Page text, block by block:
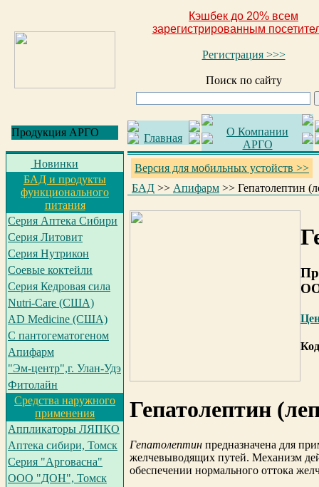
Кэшбек до 20% всем
зарегистрированным
Регистрация >>>
Поиск по сайту
Продукция АРГО Главная
О Компании
АРГО
Новинки
БАД и продукты
функционального
питания
Серия Аптека Сибири
Серия Литовит
Серия Нутрикон
Соевые коктейли
Серия Кедровая сила
Nutri-Care (США)
AD Medicine (США)
С пантогематогеном
Апифарм
"Эм-центр",г. Улан-Удэ
Фитолайн
Средства наружного
применения
Аппликаторы ЛЯПКО
Аптека сибири, Томск
Серия "Арговасна"
ООО "ДОН", Томск
Версия для мобильных устойств >>
БАД >> Апифарм >> Гепатолептин
Гепатолептин
Гепатолептин предназначена для
желчевыводящих путей. Механизм
обеспечении нормального оттока